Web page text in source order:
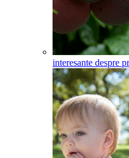
interesante despre